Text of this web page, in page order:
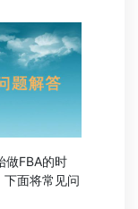
FBA的时
下面将常见问